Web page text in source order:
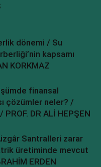
dönemi / Su
kapsamı
KORKMAZ
finansal
çözümler neler? /
PROF. DR ALİ HEPŞEN
Santralleri zarar
üretiminde mevcut
ERDEN